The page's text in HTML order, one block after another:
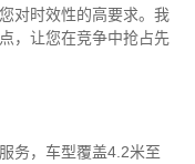
对时效性的高要求。我
，让您在竞争中抢占先
务，车型覆盖4.2米至